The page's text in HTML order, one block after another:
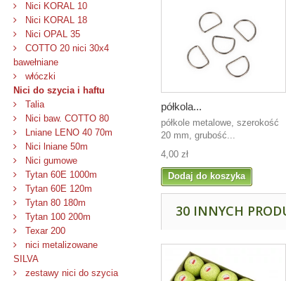
Nici KORAL 10
Nici KORAL 18
Nici OPAL 35
COTTO 20 nici 30x4
bawełniane
włóczki
Nici do szycia i haftu
Talia
Nici baw. COTTO 80
Lniane LENO 40 70m
Nici lniane 50m
Nici gumowe
Tytan 60E 1000m
Tytan 60E 120m
Tytan 80 180m
Tytan 100 200m
Texar 200
nici metalizowane
SILVA
zestawy nici do szycia
półkola...
półkole metalowe, szerokość
20 mm, grubość...
4,00 zł
Dodaj do koszyka
30 INNYCH